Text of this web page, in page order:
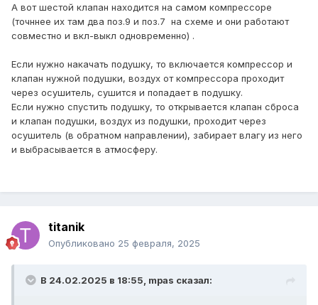
А вот шестой клапан находится на самом компрессоре
(точннее их там два поз.9 и поз.7 на схеме и они работают
совместно и вкл-выкл одновременно) .
Если нужно накачать подушку, то включается компрессор и
клапан нужной подушки, воздух от компрессора проходит
через осушитель, сушится и попадает в подушку.
Если нужно спустить подушку, то открывается клапан сброса
и клапан подушки, воздух из подушки, проходит через
осушитель (в обратном направлении), забирает влагу из него
и выбрасывается в атмосферу.
titanik
Опубликовано 25 февраля, 2025
В 24.02.2025 в 18:55, mpas сказал: